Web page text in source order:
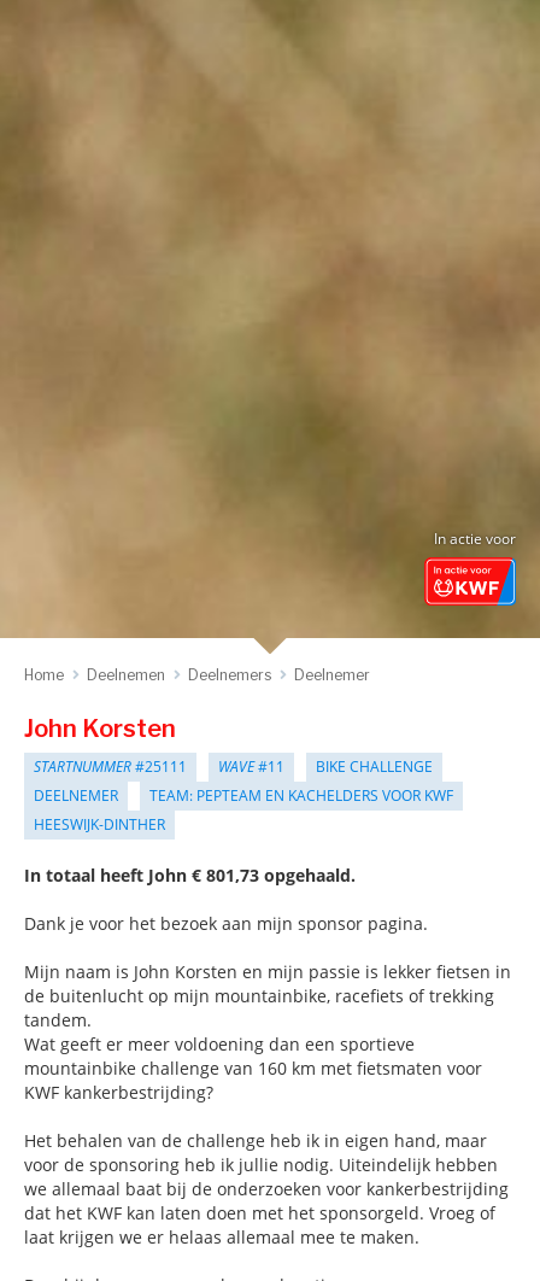
In actie voor
Home Deelnemen Deelnemers Deelnemer
John Korsten
STARTNUMMER#25111 WAVE#11
BIKE CHALLENGE
DEELNEMER
TEAM: PEPTEAM EN KACHELDERS VOOR KWF
HEESWIJK-DINTHER
In totaal heeft John € 801,73 opgehaald.
Dank je voor het bezoek aan mijn sponsor pagina.
Mijn naam is John Korsten en mijn passie is lekker fietsen in
de buitenlucht op mijn mountainbike, racefiets of trekking
tandem.
Wat geeft er meer voldoening dan een sportieve
mountainbike challenge van 160 km met fietsmaten voor
KWF kankerbestrijding?
Het behalen van de challenge heb ik in eigen hand, maar
voor de sponsoring heb ik jullie nodig. Uiteindelijk hebben
we allemaal baat bij de onderzoeken voor kankerbestrijding
dat het KWF kan laten doen met het sponsorgeld. Vroeg of
laat krijgen we er helaas allemaal mee te maken.